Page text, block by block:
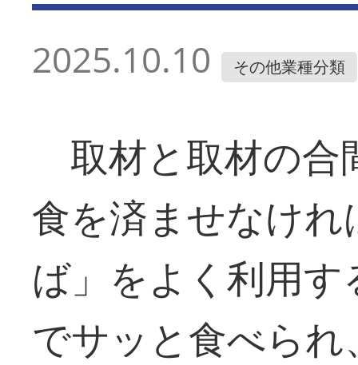
2025.10.10 その他業種分類
取材と取材の合
食を済ませなけ
ば」をよく利用
でサッと食べら